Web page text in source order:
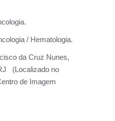
/ Hematologia.
da Cruz Nunes,
(Localizado no
de Imagem